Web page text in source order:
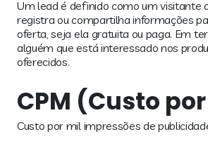
Um lead é definido como um visitante
registra ou compartilha informações
oferta, seja ela gratuita ou paga. Em
alguém que está interessado nos
oferecidos.
CPM (Custo
Custo por mil impressões de